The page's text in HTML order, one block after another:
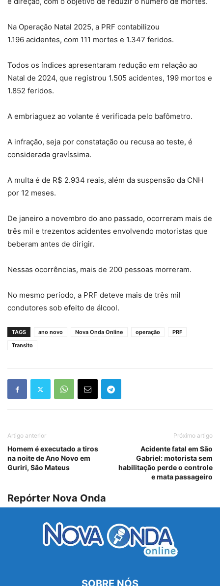
Na Operação Natal 2025, a PRF contabilizou
1.196 acidentes, com 111 mortes e 1.347 feridos.
Todos os índices apresentaram redução em relação ao
Natal de 2024, que registrou 1.505 acidentes, 199 mortos e
1.852 feridos.
A embriaguez ao volante é verificada pelo bafômetro.
A infração, seja por constatação ou recusa ao teste, é
considerada gravíssima.
A multa é de R$ 2.934 reais, além da suspensão da CNH
por 12 meses.
De janeiro a novembro do ano passado, ocorreram mais de
três mil e trezentos acidentes envolvendo motoristas que
beberam antes de dirigir.
Nessas ocorrências, mais de 200 pessoas morreram.
No mesmo período, a PRF deteve mais de três mil
condutores sob efeito de álcool.
TAGS ano novo Nova Onda Online operação
PRF
Transito
Artigo anterior
Homem é executado a tiros
na noite de Ano Novo em
Guriri, São Mateus
Próximo artigo
Acidente fatal em São
Gabriel: motorista sem
habilitação perde o controle
e mata passageiro
Repórter Nova Onda